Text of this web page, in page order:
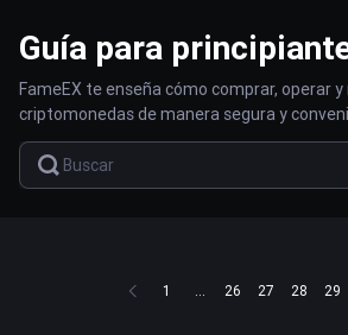
Guía para
FameEX te enseña cómo comprar, operar
criptomonedas de manera segura y
1 ... 26 27 28 29